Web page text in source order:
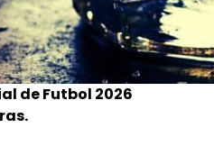
de Futbol 2026